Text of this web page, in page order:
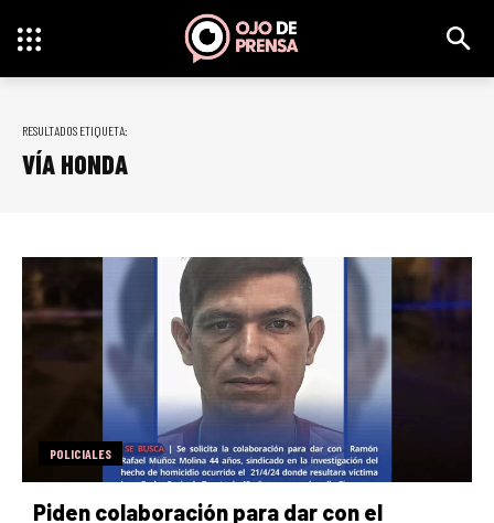
RESULTADOS ETIQUETA:
VÍA HONDA
POLICIALES
Piden colaboración para dar con el